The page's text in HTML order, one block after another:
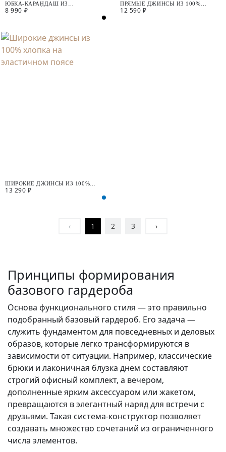
ЮБКА-КАРАНДАШ ИЗ
КОСТЮМНОЙ ТКАНИ
8 990 ₽
ПРЯМЫЕ ДЖИНСЫ ИЗ 100%
ХЛОПКА
12 590 ₽
ШИРОКИЕ ДЖИНСЫ ИЗ 100%
ХЛОПКА НА ЭЛАСТИЧНОМ ПОЯСЕ
13 290 ₽
‹ 1 2 3 ›
Принципы формирования
базового гардероба
Основа функционального стиля — это правильно
подобранный базовый гардероб. Его задача —
служить фундаментом для повседневных и деловых
образов, которые легко трансформируются в
зависимости от ситуации. Например, классические
брюки и лаконичная блузка днем составляют
строгий офисный комплект, а вечером,
дополненные ярким аксессуаром или жакетом,
превращаются в элегантный наряд для встречи с
друзьями. Такая система-конструктор позволяет
создавать множество сочетаний из ограниченного
числа элементов.